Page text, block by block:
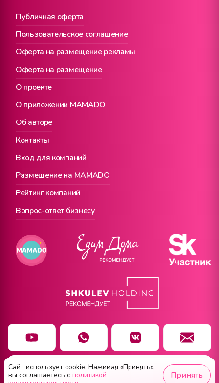
Публичная оферта
О проекте
Вход для компаний
Пользовательское соглашение
О приложении MAMADO
Размещение на MAMADO
Оферта на размещение рекламы
Об авторе
Рейтинг компаний
Оферта на размещение
Контакты
Вопрос-ответ бизнесу
Чат заботы
Сайт использует cookie. Нажимая «Принять»,
вы соглашаетесь с политикой
Принять